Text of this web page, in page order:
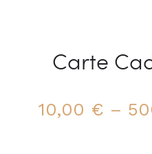
Carte
10,00 € –